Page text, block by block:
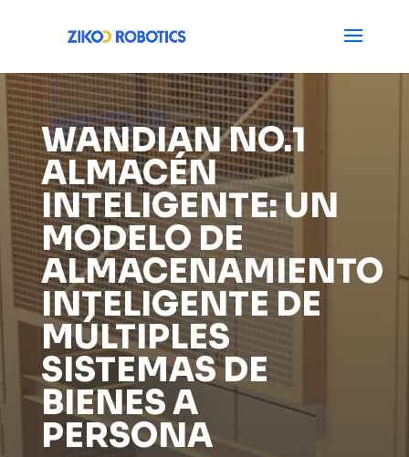
WANDIAN NO.1
ALMACÉN
INTELIGENTE: UN
MODELO DE
ALMACENAMIENTO
INTELIGENTE DE
MÚLTIPLES
SISTEMAS DE
BIENES A
PERSONA